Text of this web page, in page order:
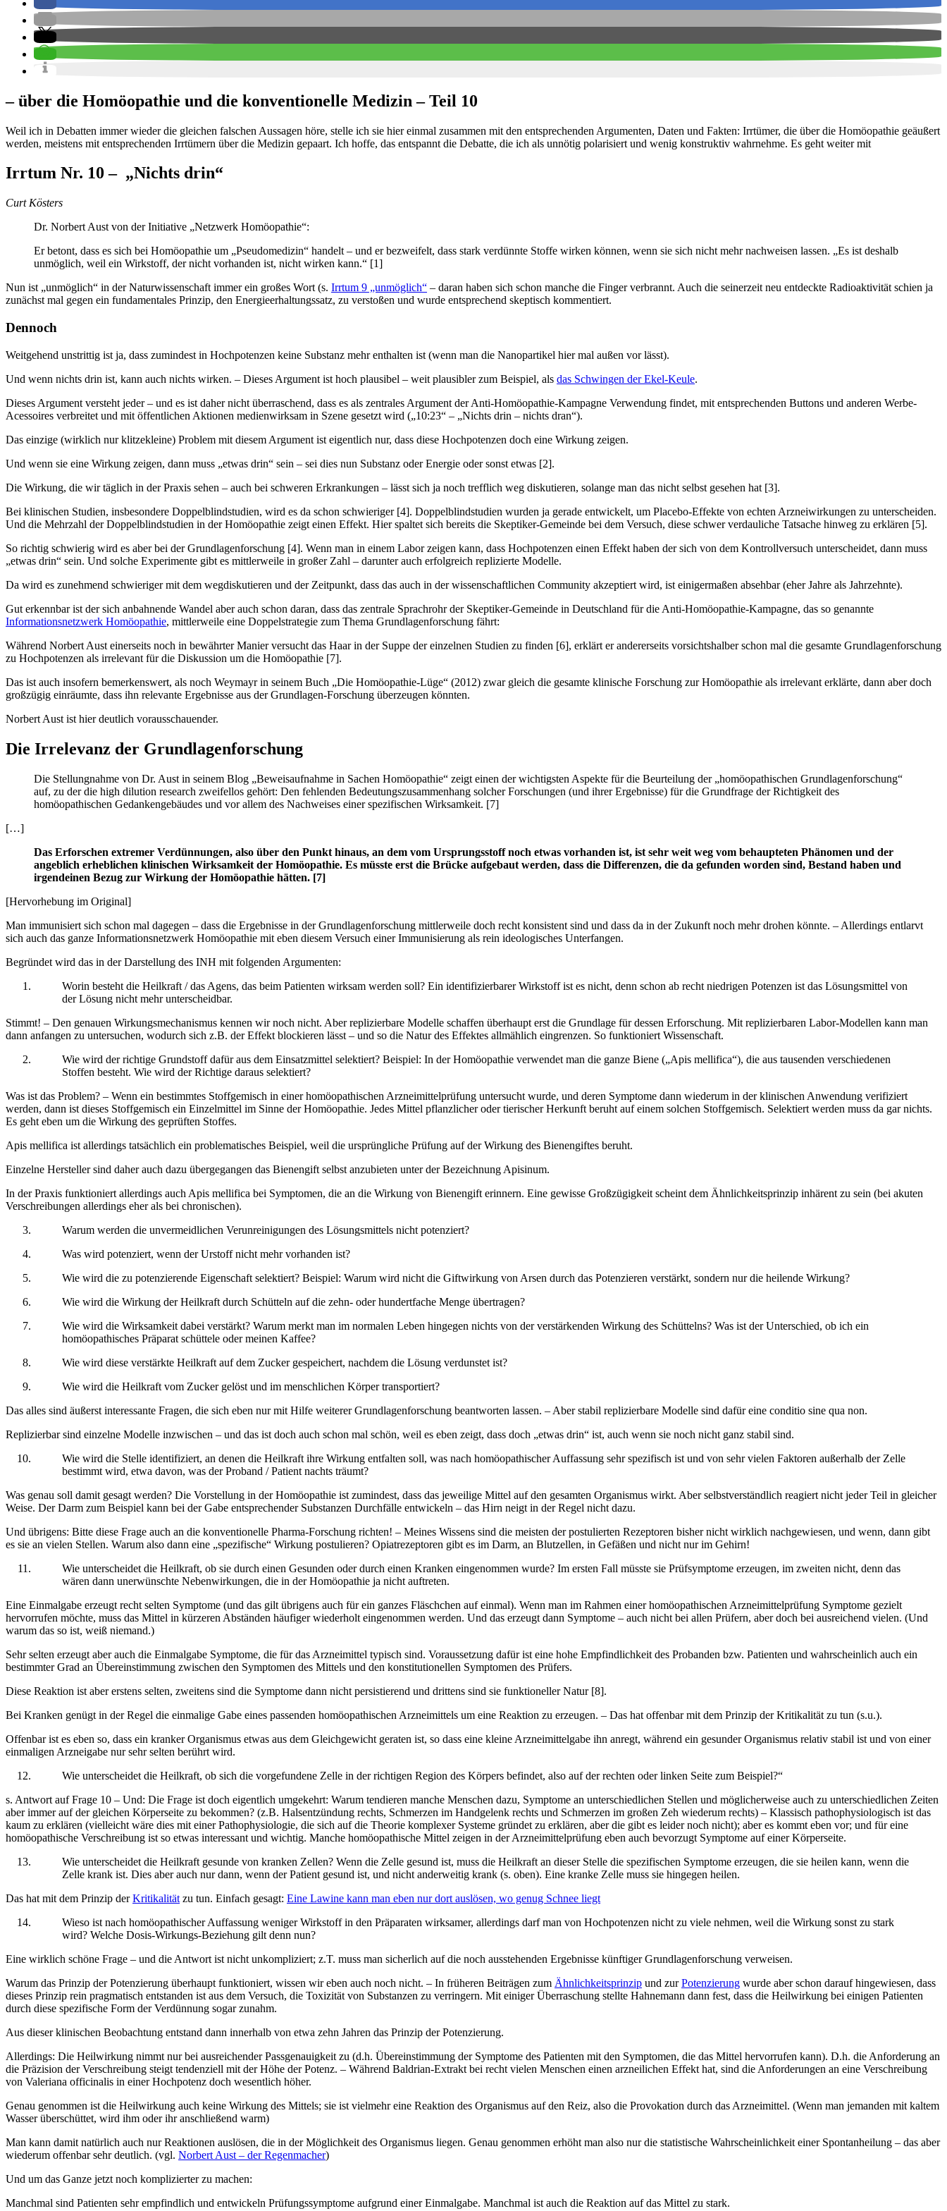
– über die Homöopathie und die konventionelle Medizin – Teil 10
Weil ich in Debatten immer wieder die gleichen falschen Aussagen höre, stelle ich sie hier einmal zusammen mit den entsprechenden Argumenten, Daten und Fakten: Irrtümer, die über die Homöopathie geäußert
werden, meistens mit entsprechenden Irrtümern über die Medizin gepaart. Ich hoffe, das entspannt die Debatte, die ich als unnötig polarisiert und wenig konstruktiv wahrnehme. Es geht weiter mit
Irrtum Nr. 10 – „Nichts drin“
Curt Kösters
Dr. Norbert Aust von der Initiative „Netzwerk Homöopathie“:
Er betont, dass es sich bei Homöopathie um „Pseudomedizin“ handelt – und er bezweifelt, dass stark verdünnte Stoffe wirken können, wenn sie sich nicht mehr nachweisen lassen. „Es ist deshalb
unmöglich, weil ein Wirkstoff, der nicht vorhanden ist, nicht wirken kann.“ [1]
Nun ist „unmöglich“ in der Naturwissenschaft immer ein großes Wort (s. Irrtum 9 „unmöglich“ – daran haben sich schon manche die Finger verbrannt. Auch die seinerzeit neu entdeckte Radioaktivität schien ja
zunächst mal gegen ein fundamentales Prinzip, den Energieerhaltungssatz, zu verstoßen und wurde entsprechend skeptisch kommentiert.
Dennoch
Weitgehend unstrittig ist ja, dass zumindest in Hochpotenzen keine Substanz mehr enthalten ist (wenn man die Nanopartikel hier mal außen vor lässt).
Und wenn nichts drin ist, kann auch nichts wirken. – Dieses Argument ist hoch plausibel – weit plausibler zum Beispiel, als das Schwingen der Ekel-Keule.
Dieses Argument versteht jeder – und es ist daher nicht überraschend, dass es als zentrales Argument der Anti-Homöopathie-Kampagne Verwendung findet, mit entsprechenden Buttons und anderen Werbe-
Acessoires verbreitet und mit öffentlichen Aktionen medienwirksam in Szene gesetzt wird („10:23“ – „Nichts drin – nichts dran“).
Das einzige (wirklich nur klitzekleine) Problem mit diesem Argument ist eigentlich nur, dass diese Hochpotenzen doch eine Wirkung zeigen.
Und wenn sie eine Wirkung zeigen, dann muss „etwas drin“ sein – sei dies nun Substanz oder Energie oder sonst etwas [2].
Die Wirkung, die wir täglich in der Praxis sehen – auch bei schweren Erkrankungen – lässt sich ja noch trefflich weg diskutieren, solange man das nicht selbst gesehen hat [3].
Bei klinischen Studien, insbesondere Doppelblindstudien, wird es da schon schwieriger [4]. Doppelblindstudien wurden ja gerade entwickelt, um Placebo-Effekte von echten Arzneiwirkungen zu unterscheiden.
Und die Mehrzahl der Doppelblindstudien in der Homöopathie zeigt einen Effekt. Hier spaltet sich bereits die Skeptiker-Gemeinde bei dem Versuch, diese schwer verdauliche Tatsache hinweg zu erklären [5].
So richtig schwierig wird es aber bei der Grundlagenforschung [4]. Wenn man in einem Labor zeigen kann, dass Hochpotenzen einen Effekt haben der sich von dem Kontrollversuch unterscheidet, dann muss
„etwas drin“ sein. Und solche Experimente gibt es mittlerweile in großer Zahl – darunter auch erfolgreich replizierte Modelle.
Da wird es zunehmend schwieriger mit dem wegdiskutieren und der Zeitpunkt, dass das auch in der wissenschaftlichen Community akzeptiert wird, ist einigermaßen absehbar (eher Jahre als Jahrzehnte).
Gut erkennbar ist der sich anbahnende Wandel aber auch schon daran, dass das zentrale Sprachrohr der Skeptiker-Gemeinde in Deutschland für die Anti-Homöopathie-Kampagne, das so genannte
Informationsnetzwerk Homöopathie, mittlerweile eine Doppelstrategie zum Thema Grundlagenforschung fährt:
Während Norbert Aust einerseits noch in bewährter Manier versucht das Haar in der Suppe der einzelnen Studien zu finden [6], erklärt er andererseits vorsichtshalber schon mal die gesamte Grundlagenforschung
zu Hochpotenzen als irrelevant für die Diskussion um die Homöopathie [7].
Das ist auch insofern bemerkenswert, als noch Weymayr in seinem Buch „Die Homöopathie-Lüge“ (2012) zwar gleich die gesamte klinische Forschung zur Homöopathie als irrelevant erklärte, dann aber doch
großzügig einräumte, dass ihn relevante Ergebnisse aus der Grundlagen-Forschung überzeugen könnten.
Norbert Aust ist hier deutlich vorausschauender.
Die Irrelevanz der Grundlagenforschung
Die Stellungnahme von Dr. Aust in seinem Blog „Beweisaufnahme in Sachen Homöopathie“ zeigt einen der wichtigsten Aspekte für die Beurteilung der „homöopathischen Grundlagenforschung“
auf, zu der die high dilution research zweifellos gehört: Den fehlenden Bedeutungszusammenhang solcher Forschungen (und ihrer Ergebnisse) für die Grundfrage der Richtigkeit des
homöopathischen Gedankengebäudes und vor allem des Nachweises einer spezifischen Wirksamkeit. [7]
[…]
Das Erforschen extremer Verdünnungen, also über den Punkt hinaus, an dem vom Ursprungsstoff noch etwas vorhanden ist, ist sehr weit weg vom behaupteten Phänomen und der
angeblich erheblichen klinischen Wirksamkeit der Homöopathie. Es müsste erst die Brücke aufgebaut werden, dass die Differenzen, die da gefunden worden sind, Bestand haben und
irgendeinen Bezug zur Wirkung der Homöopathie hätten. [7]
[Hervorhebung im Original]
Man immunisiert sich schon mal dagegen – dass die Ergebnisse in der Grundlagenforschung mittlerweile doch recht konsistent sind und dass da in der Zukunft noch mehr drohen könnte. – Allerdings entlarvt
sich auch das ganze Informationsnetzwerk Homöopathie mit eben diesem Versuch einer Immunisierung als rein ideologisches Unterfangen.
Begründet wird das in der Darstellung des INH mit folgenden Argumenten:
Worin besteht die Heilkraft / das Agens, das beim Patienten wirksam werden soll? Ein identifizierbarer Wirkstoff ist es nicht, denn schon ab recht niedrigen Potenzen ist das Lösungsmittel von
der Lösung nicht mehr unterscheidbar.
Stimmt! – Den genauen Wirkungsmechanismus kennen wir noch nicht. Aber replizierbare Modelle schaffen überhaupt erst die Grundlage für dessen Erforschung. Mit replizierbaren Labor-Modellen kann man
dann anfangen zu untersuchen, wodurch sich z.B. der Effekt blockieren lässt – und so die Natur des Effektes allmählich eingrenzen. So funktioniert Wissenschaft.
Wie wird der richtige Grundstoff dafür aus dem Einsatzmittel selektiert? Beispiel: In der Homöopathie verwendet man die ganze Biene („Apis mellifica“), die aus tausenden verschiedenen
Stoffen besteht. Wie wird der Richtige daraus selektiert?
Was ist das Problem? – Wenn ein bestimmtes Stoffgemisch in einer homöopathischen Arzneimittelprüfung untersucht wurde, und deren Symptome dann wiederum in der klinischen Anwendung verifiziert
werden, dann ist dieses Stoffgemisch ein Einzelmittel im Sinne der Homöopathie. Jedes Mittel pflanzlicher oder tierischer Herkunft beruht auf einem solchen Stoffgemisch. Selektiert werden muss da gar nichts.
Es geht eben um die Wirkung des geprüften Stoffes.
Apis mellifica ist allerdings tatsächlich ein problematisches Beispiel, weil die ursprüngliche Prüfung auf der Wirkung des Bienengiftes beruht.
Einzelne Hersteller sind daher auch dazu übergegangen das Bienengift selbst anzubieten unter der Bezeichnung Apisinum.
In der Praxis funktioniert allerdings auch Apis mellifica bei Symptomen, die an die Wirkung von Bienengift erinnern. Eine gewisse Großzügigkeit scheint dem Ähnlichkeitsprinzip inhärent zu sein (bei akuten
Verschreibungen allerdings eher als bei chronischen).
Warum werden die unvermeidlichen Verunreinigungen des Lösungsmittels nicht potenziert?
Was wird potenziert, wenn der Urstoff nicht mehr vorhanden ist?
Wie wird die zu potenzierende Eigenschaft selektiert? Beispiel: Warum wird nicht die Giftwirkung von Arsen durch das Potenzieren verstärkt, sondern nur die heilende Wirkung?
Wie wird die Wirkung der Heilkraft durch Schütteln auf die zehn- oder hundertfache Menge übertragen?
Wie wird die Wirksamkeit dabei verstärkt? Warum merkt man im normalen Leben hingegen nichts von der verstärkenden Wirkung des Schüttelns? Was ist der Unterschied, ob ich ein
homöopathisches Präparat schüttele oder meinen Kaffee?
Wie wird diese verstärkte Heilkraft auf dem Zucker gespeichert, nachdem die Lösung verdunstet ist?
Wie wird die Heilkraft vom Zucker gelöst und im menschlichen Körper transportiert?
Das alles sind äußerst interessante Fragen, die sich eben nur mit Hilfe weiterer Grundlagenforschung beantworten lassen. – Aber stabil replizierbare Modelle sind dafür eine conditio sine qua non.
Replizierbar sind einzelne Modelle inzwischen – und das ist doch auch schon mal schön, weil es eben zeigt, dass doch „etwas drin“ ist, auch wenn sie noch nicht ganz stabil sind.
Wie wird die Stelle identifiziert, an denen die Heilkraft ihre Wirkung entfalten soll, was nach homöopathischer Auffassung sehr spezifisch ist und von sehr vielen Faktoren außerhalb der Zelle
bestimmt wird, etwa davon, was der Proband / Patient nachts träumt?
Was genau soll damit gesagt werden? Die Vorstellung in der Homöopathie ist zumindest, dass das jeweilige Mittel auf den gesamten Organismus wirkt. Aber selbstverständlich reagiert nicht jeder Teil in gleicher
Weise. Der Darm zum Beispiel kann bei der Gabe entsprechender Substanzen Durchfälle entwickeln – das Hirn neigt in der Regel nicht dazu.
Und übrigens: Bitte diese Frage auch an die konventionelle Pharma-Forschung richten! – Meines Wissens sind die meisten der postulierten Rezeptoren bisher nicht wirklich nachgewiesen, und wenn, dann gibt
es sie an vielen Stellen. Warum also dann eine „spezifische“ Wirkung postulieren? Opiatrezeptoren gibt es im Darm, an Blutzellen, in Gefäßen und nicht nur im Gehirn!
Wie unterscheidet die Heilkraft, ob sie durch einen Gesunden oder durch einen Kranken eingenommen wurde? Im ersten Fall müsste sie Prüfsymptome erzeugen, im zweiten nicht, denn das
wären dann unerwünschte Nebenwirkungen, die in der Homöopathie ja nicht auftreten.
Eine Einmalgabe erzeugt recht selten Symptome (und das gilt übrigens auch für ein ganzes Fläschchen auf einmal). Wenn man im Rahmen einer homöopathischen Arzneimittelprüfung Symptome gezielt
hervorrufen möchte, muss das Mittel in kürzeren Abständen häufiger wiederholt eingenommen werden. Und das erzeugt dann Symptome – auch nicht bei allen Prüfern, aber doch bei ausreichend vielen. (Und
warum das so ist, weiß niemand.)
Sehr selten erzeugt aber auch die Einmalgabe Symptome, die für das Arzneimittel typisch sind. Voraussetzung dafür ist eine hohe Empfindlichkeit des Probanden bzw. Patienten und wahrscheinlich auch ein
bestimmter Grad an Übereinstimmung zwischen den Symptomen des Mittels und den konstitutionellen Symptomen des Prüfers.
Diese Reaktion ist aber erstens selten, zweitens sind die Symptome dann nicht persistierend und drittens sind sie funktioneller Natur [8].
Bei Kranken genügt in der Regel die einmalige Gabe eines passenden homöopathischen Arzneimittels um eine Reaktion zu erzeugen. – Das hat offenbar mit dem Prinzip der Kritikalität zu tun (s.u.).
Offenbar ist es eben so, dass ein kranker Organismus etwas aus dem Gleichgewicht geraten ist, so dass eine kleine Arzneimittelgabe ihn anregt, während ein gesunder Organismus relativ stabil ist und von einer
einmaligen Arzneigabe nur sehr selten berührt wird.
Wie unterscheidet die Heilkraft, ob sich die vorgefundene Zelle in der richtigen Region des Körpers befindet, also auf der rechten oder linken Seite zum Beispiel?“
s. Antwort auf Frage 10 – Und: Die Frage ist doch eigentlich umgekehrt: Warum tendieren manche Menschen dazu, Symptome an unterschiedlichen Stellen und möglicherweise auch zu unterschiedlichen Zeiten
aber immer auf der gleichen Körperseite zu bekommen? (z.B. Halsentzündung rechts, Schmerzen im Handgelenk rechts und Schmerzen im großen Zeh wiederum rechts) – Klassisch pathophysiologisch ist das
kaum zu erklären (vielleicht wäre dies mit einer Pathophysiologie, die sich auf die Theorie komplexer Systeme gründet zu erklären, aber die gibt es leider noch nicht); aber es kommt eben vor; und für eine
homöopathische Verschreibung ist so etwas interessant und wichtig. Manche homöopathische Mittel zeigen in der Arzneimittelprüfung eben auch bevorzugt Symptome auf einer Körperseite.
Wie unterscheidet die Heilkraft gesunde von kranken Zellen? Wenn die Zelle gesund ist, muss die Heilkraft an dieser Stelle die spezifischen Symptome erzeugen, die sie heilen kann, wenn die
Zelle krank ist. Dies aber auch nur dann, wenn der Patient gesund ist, und nicht anderweitig krank (s. oben). Eine kranke Zelle muss sie hingegen heilen.
Das hat mit dem Prinzip derKritikalität zu tun. Einfach gesagt: Eine Lawine kann man eben nur dort auslösen, wo genug Schnee liegt
Wieso ist nach homöopathischer Auffassung weniger Wirkstoff in den Präparaten wirksamer, allerdings darf man von Hochpotenzen nicht zu viele nehmen, weil die Wirkung sonst zu stark
wird? Welche Dosis-Wirkungs-Beziehung gilt denn nun?
Eine wirklich schöne Frage – und die Antwort ist nicht unkompliziert; z.T. muss man sicherlich auf die noch ausstehenden Ergebnisse künftiger Grundlagenforschung verweisen.
Warum das Prinzip der Potenzierung überhaupt funktioniert, wissen wir eben auch noch nicht. – In früheren Beiträgen zum Ähnlichkeitsprinzip und zurPotenzierung wurde aber schon darauf hingewiesen, dass
dieses Prinzip rein pragmatisch entstanden ist aus dem Versuch, die Toxizität von Substanzen zu verringern. Mit einiger Überraschung stellte Hahnemann dann fest, dass die Heilwirkung bei einigen Patienten
durch diese spezifische Form der Verdünnung sogar zunahm.
Aus dieser klinischen Beobachtung entstand dann innerhalb von etwa zehn Jahren das Prinzip der Potenzierung.
Allerdings: Die Heilwirkung nimmt nur bei ausreichender Passgenauigkeit zu (d.h. Übereinstimmung der Symptome des Patienten mit den Symptomen, die das Mittel hervorrufen kann). D.h. die Anforderung an
die Präzision der Verschreibung steigt tendenziell mit der Höhe der Potenz. – Während Baldrian-Extrakt bei recht vielen Menschen einen arzneilichen Effekt hat, sind die Anforderungen an eine Verschreibung
von Valeriana officinalis in einer Hochpotenz doch wesentlich höher.
Genau genommen ist die Heilwirkung auch keine Wirkung des Mittels; sie ist vielmehr eine Reaktion des Organismus auf den Reiz, also die Provokation durch das Arzneimittel. (Wenn man jemanden mit kaltem
Wasser überschüttet, wird ihm oder ihr anschließend warm)
Man kann damit natürlich auch nur Reaktionen auslösen, die in der Möglichkeit des Organismus liegen. Genau genommen erhöht man also nur die statistische Wahrscheinlichkeit einer Spontanheilung – das aber
wiederum offenbar sehr deutlich. (vgl. Norbert Aust – der Regenmacher)
Und um das Ganze jetzt noch komplizierter zu machen:
Manchmal sind Patienten sehr empfindlich und entwickeln Prüfungssymptome aufgrund einer Einmalgabe. Manchmal ist auch die Reaktion auf das Mittel zu stark.